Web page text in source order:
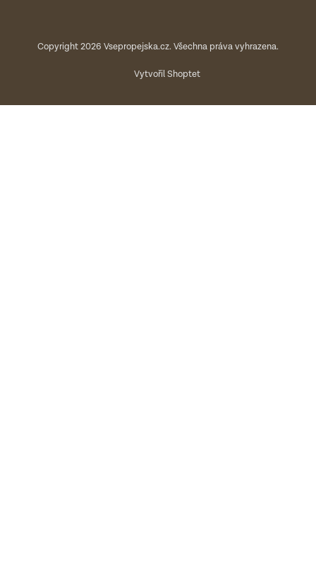
Vytvořil Shoptet
Copyright 2026 Vsepropejska.cz. Všechna práva vyhrazena.